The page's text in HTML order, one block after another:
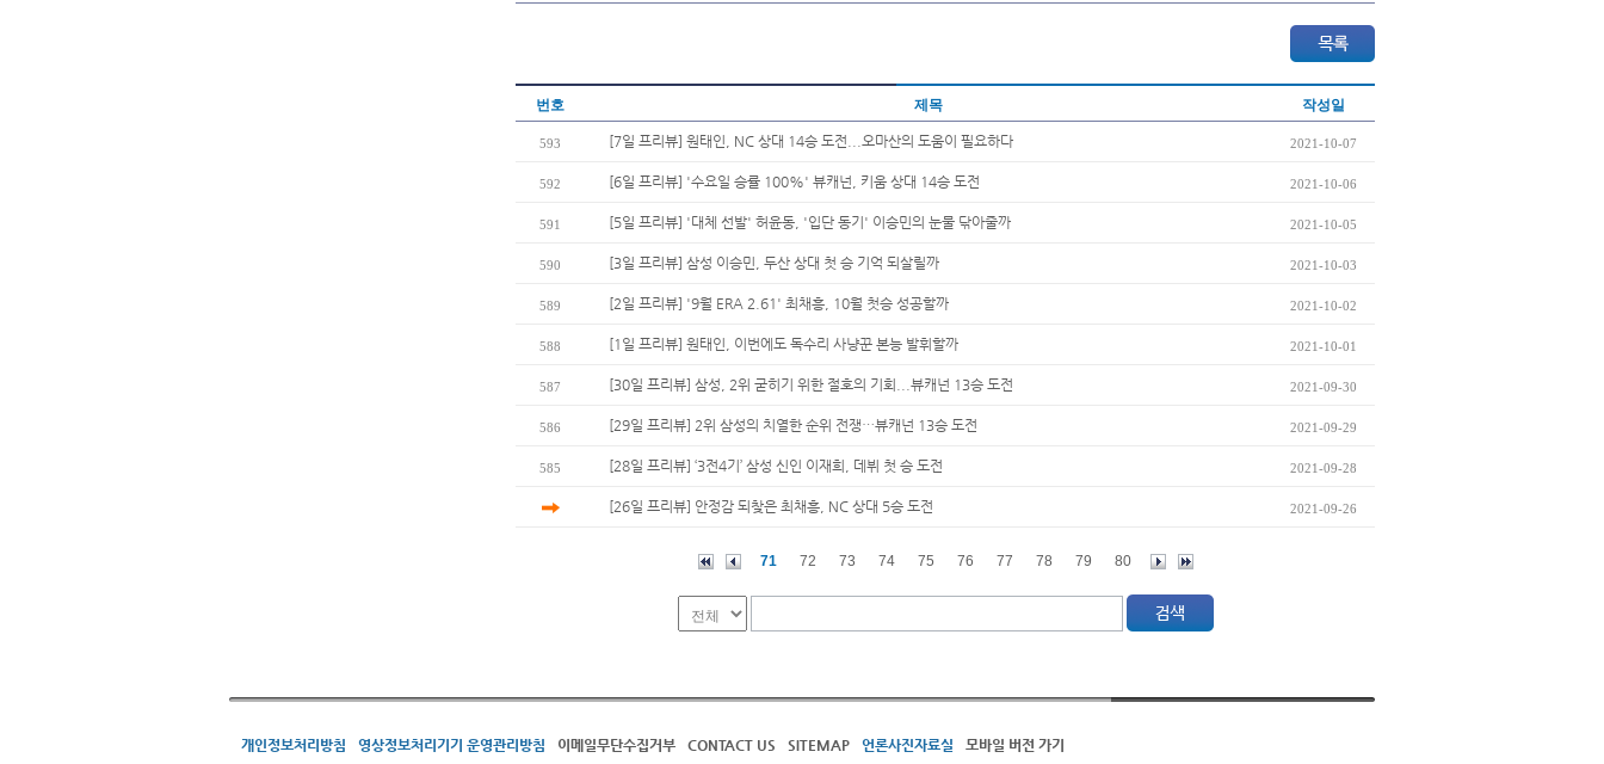
번호 제목 작성일
593 [7일 프리뷰] 원태인, NC 상대 14승 도전...오마산의 도움이 필요하다 2021-10-07
592 [6일 프리뷰] '수요일 승률 100%' 뷰캐넌, 키움 상대 14승 도전 2021-10-06
591 [5일 프리뷰] '대체 선발' 허윤동, '입단 동기' 이승민의 눈물 닦아줄까 2021-10-05
590 [3일 프리뷰] 삼성 이승민, 두산 상대 첫 승 기억 되살릴까 2021-10-03
589 [2일 프리뷰] '9월 ERA 2.61' 최채흥, 10월 첫승 성공할까 2021-10-02
588 [1일 프리뷰] 원태인, 이번에도 독수리 사냥꾼 본능 발휘할까 2021-10-01
587 [30일 프리뷰] 삼성, 2위 굳히기 위한 절호의 기회...뷰캐넌 13승 도전 2021-09-30
586 [29일 프리뷰] 2위 삼성의 치열한 순위 전쟁…뷰캐넌 13승 도전 2021-09-29
585 [28일 프리뷰] ‘3전4기’ 삼성 신인 이재희, 데뷔 첫 승 도전 2021-09-28
[26일 프리뷰] 안정감 되찾은 최채흥, NC 상대 5승 도전 2021-09-26
71 72 73 74 75 76 77 78 79 80
개인정보처리방침 영상정보처리기기 운영관리방침 이메일무단수집거부 CONTACT US SITEMAP 언론사진자료실 모바일 버전 가기